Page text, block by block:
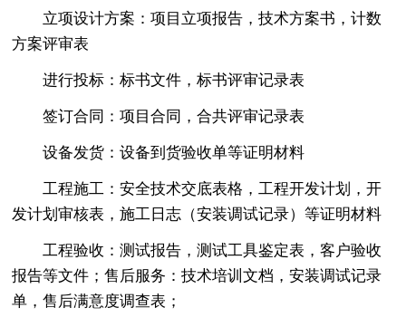
立项设计方案：项目立项报告，技术方案书，计数
方案评审表
进行投标：标书文件，标书评审记录表
签订合同：项目合同，合共评审记录表
设备发货：设备到货验收单等证明材料
工程施工：安全技术交底表格，工程开发计划，开
发计划审核表，施工日志（安装调试记录）等证明材料
工程验收：测试报告，测试工具鉴定表，客户验收
报告等文件；售后服务：技术培训文档，安装调试记录
单，售后满意度调查表；